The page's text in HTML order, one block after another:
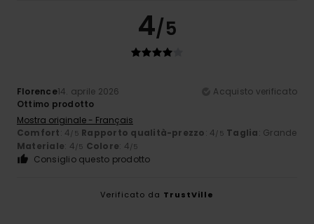
4/5
Florence14. aprile 2026
Acquisto verificato
Ottimo prodotto
Mostra originale - Français
Comfort: 4/5 Rapporto qualità-prezzo: 4/5 Taglia: Grande
Materiale: 4/5 Colore: 4/5
Consiglio questo prodotto
Verificato da TrustVille